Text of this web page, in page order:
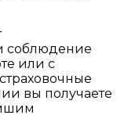
соблюдение
или с
вы получаете